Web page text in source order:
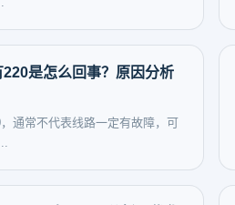
220是怎么回事？原因分析
通常不代表线路一定有故障，可